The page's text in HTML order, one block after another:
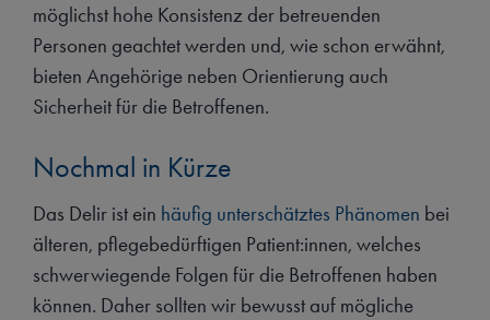
möglichst hohe Konsistenz der betreuenden
Personen geachtet werden und, wie schon erwähnt,
bieten Angehörige neben Orientierung auch
Sicherheit für die Betroffenen.
Nochmal in Kürze
Das Delir ist ein häufig unterschätztes Phänomen bei
älteren, pflegebedürftigen Patient:innen, welches
schwerwiegende Folgen für die Betroffenen haben
können. Daher sollten wir bewusst auf mögliche